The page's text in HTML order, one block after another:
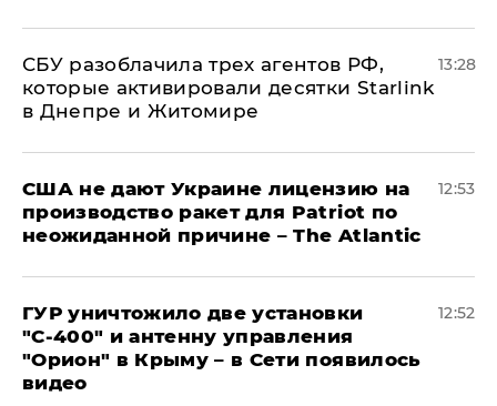
СБУ разоблачила трех агентов РФ,
которые активировали десятки Starlink
в Днепре и Житомире
13:28
США не дают Украине лицензию на
производство ракет для Patriot по
неожиданной причине – The Atlantic
12:53
ГУР уничтожило две установки
"С‑400" и антенну управления
"Орион" в Крыму – в Сети появилось
видео
12:52